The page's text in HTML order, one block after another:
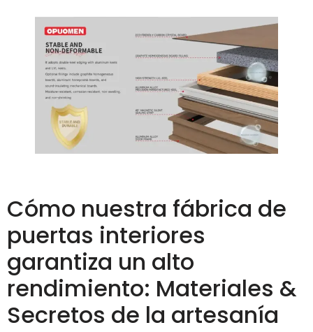
Cómo nuestra fábrica de
puertas interiores
garantiza un alto
rendimiento: Materiales &
Secretos de la artesanía